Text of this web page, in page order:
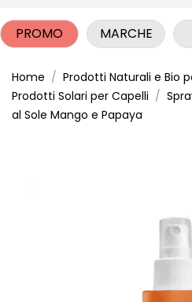
PROMO MARCHE
Home
Prodotti Naturali e Bio
Prodotti Solari per Capelli
al Sole Mango e Papaya